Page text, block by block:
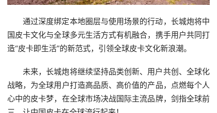
通过深度绑定本地圈层与使用场景的行动，长城炮将中
国皮卡文化与全球多元生活方式有机融合，携手用户共同打
造“皮卡即生活”的新范式，引领全球皮卡文化新浪潮。
未来，长城炮将继续坚持品类创新、用户共创、全球化
战略，为全球用户打造高品质、高价值的产品，点燃每个人
心中的皮卡梦，在全球市场决战国际主流品牌，剑指全球前